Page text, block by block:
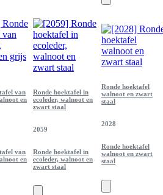
van
en
van
en
Ronde hoektafel in
ecoleder, walnoot en
zwart staal
2059
Ronde hoektafel in
ecoleder, walnoot en
zwart staal
Ronde hoektafel
walnoot en zwart
staal
2028
Ronde hoektafel
walnoot en zwart
staal